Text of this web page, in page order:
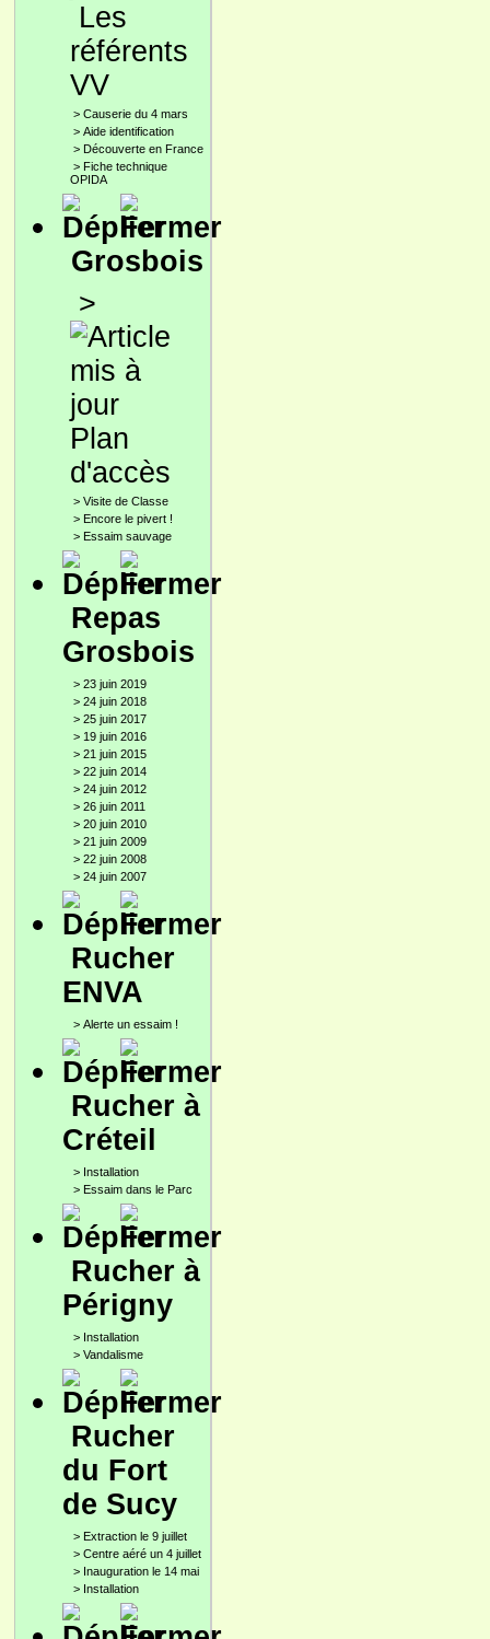
Les
référents
VV
> Causerie du 4 mars
> Aide identification
> Découverte en France
> Fiche technique
OPIDA
Grosbois
>
Plan
d'accès
> Visite de Classe
> Encore le pivert !
> Essaim sauvage
Repas
Grosbois
> 23 juin 2019
> 24 juin 2018
> 25 juin 2017
> 19 juin 2016
> 21 juin 2015
> 22 juin 2014
> 24 juin 2012
> 26 juin 2011
> 20 juin 2010
> 21 juin 2009
> 22 juin 2008
> 24 juin 2007
Rucher
ENVA
> Alerte un essaim !
Rucher à
Créteil
> Installation
> Essaim dans le Parc
Rucher à
Périgny
> Installation
> Vandalisme
Rucher
du Fort
de Sucy
> Extraction le 9 juillet
> Centre aéré un 4 juillet
> Inauguration le 14 mai
> Installation